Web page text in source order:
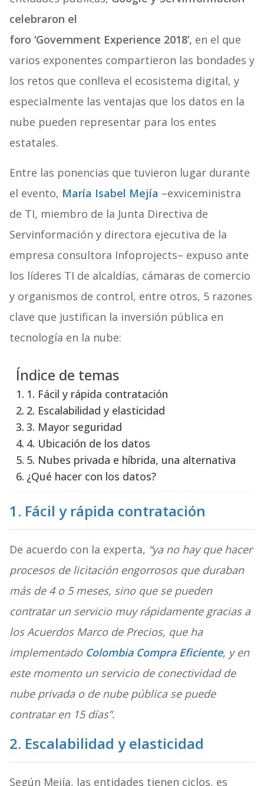
celebraron el
foro ‘Government Experience 2018’, en el que
varios exponentes compartieron las bondades y
los retos que conlleva el ecosistema digital, y
especialmente las ventajas que los datos en la
nube pueden representar para los entes
estatales.
Entre las ponencias que tuvieron lugar durante
el evento, María Isabel Mejía –exviceministra
de TI, miembro de la Junta Directiva de
Servinformación y directora ejecutiva de la
empresa consultora Infoprojects– expuso ante
los líderes TI de alcaldías, cámaras de comercio
y organismos de control, entre otros, 5 razones
clave que justifican la inversión pública en
tecnología en la nube:
Índice de temas
1. Fácil y rápida contratación
2. Escalabilidad y elasticidad
3. Mayor seguridad
4. Ubicación de los datos
5. Nubes privada e híbrida, una alternativa
¿Qué hacer con los datos?
1. Fácil y rápida contratación
De acuerdo con la experta, “ya no hay que hacer
procesos de licitación engorrosos que duraban
más de 4 o 5 meses, sino que se pueden
contratar un servicio muy rápidamente gracias a
los Acuerdos Marco de Precios, que ha
implementado Colombia Compra Eficiente, y en
este momento un servicio de conectividad de
nube privada o de nube pública se puede
contratar en 15 días”.
2. Escalabilidad y elasticidad
Según Mejía, las entidades tienen ciclos, es